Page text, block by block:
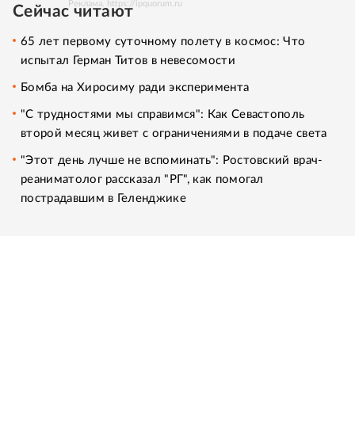
Реклама. https://ipquorum.ru
Сейчас читают
65 лет первому суточному полету в космос: Что
испытал Герман Титов в невесомости
Бомба на Хиросиму ради эксперимента
"С трудностями мы справимся": Как Севастополь
второй месяц живет с ограничениями в подаче света
"Этот день лучше не вспоминать": Ростовский врач-
реаниматолог рассказал "РГ", как помогал
пострадавшим в Геленджике